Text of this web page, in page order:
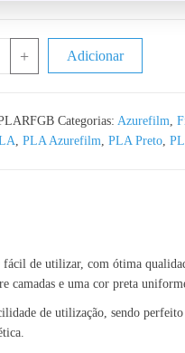
+ Adicionar
Categorias: Azurefilm,
, PLA Azurefilm, PLA Preto,
de utilizar, com ótima
camadas e uma cor preta
de utilização, sendo